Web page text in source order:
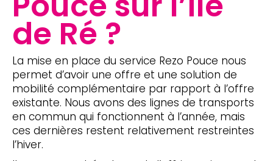
de Ré ?
La mise en place du service Rezo Pouce nous
permet d’avoir une offre et une solution de
mobilité complémentaire par rapport à l’offre
existante. Nous avons des lignes de transports
en commun qui fonctionnent à l’année, mais
ces dernières restent relativement restreintes
l’hiver.